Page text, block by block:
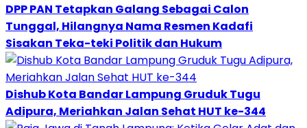
DPP PAN Tetapkan Galang Sebagai Calon
Tunggal, Hilangnya Nama Resmen Kadafi
Sisakan Teka-teki Politik dan Hukum
Dishub Kota Bandar Lampung Gruduk Tugu
Adipura, Meriahkan Jalan Sehat HUT ke-344